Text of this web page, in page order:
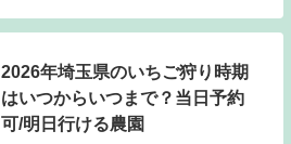
2026年埼玉県のいちご狩り時期
はいつからいつまで？当日予約
可/明日行ける農園